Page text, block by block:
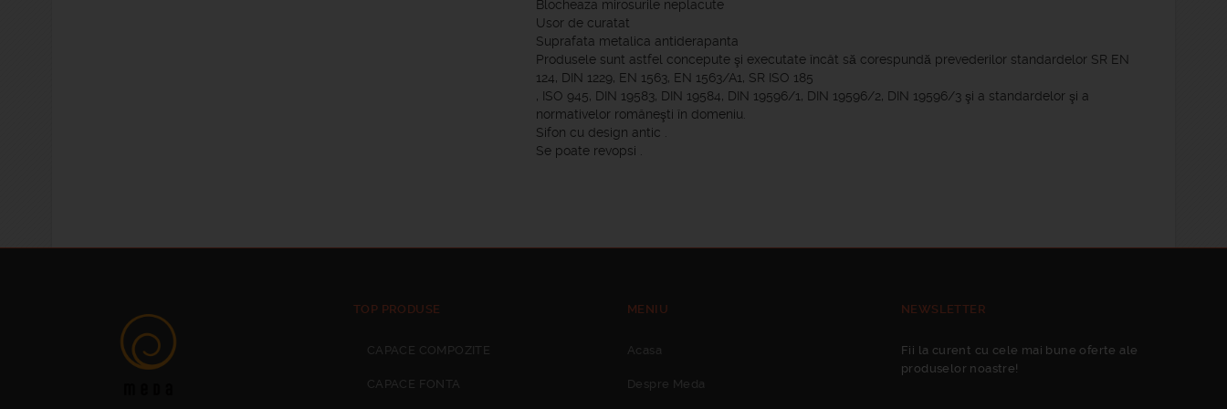
Blocheaza mirosurile neplacute
Usor de curatat
Suprafata metalica antiderapanta
Produsele sunt astfel concepute şi executate încât să corespundă prevederilor standardelor SR EN
124, DIN 1229, EN 1563, EN 1563/A1, SR ISO 185
, ISO 945, DIN 19583, DIN 19584, DIN 19596/1, DIN 19596/2, DIN 19596/3 şi a standardelor şi a
normativelor româneşti în domeniu.
Sifon cu design antic .
Se poate revopsi .
TOP PRODUSE
CAPACE COMPOZITE
CAPACE FONTA
MENIU
Acasa
Despre Meda
NEWSLETTER
Fii la curent cu cele mai bune oferte ale
produselor noastre!